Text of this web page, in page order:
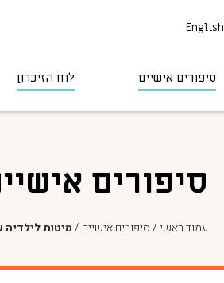
English
סיפורים אישיים לוח הזיכרון
סיפורים
עמוד ראשי/סיפורים אישיים /מיטות